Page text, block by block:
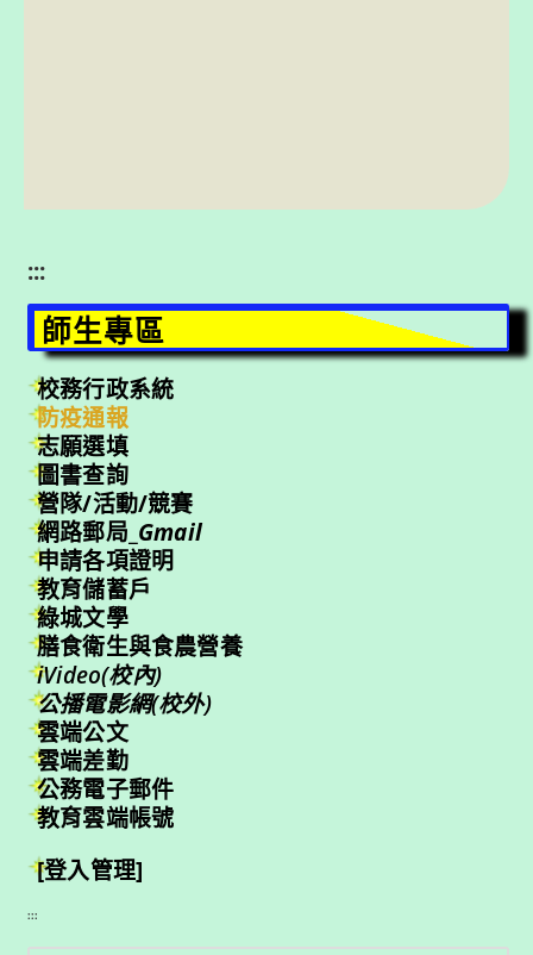
:::
師生專區
校務行政系統
防疫通報
志願選填
圖書查詢
營隊/活動/競賽
網路郵局_ Gmail
申請各項證明
教育儲蓄戶
綠城文學
膳食衛生與食農營養
iVideo(校內)
公播電影網(校外)
雲端公文
雲端差勤
公務電子郵件
教育雲端帳號
[登入管理]
:::